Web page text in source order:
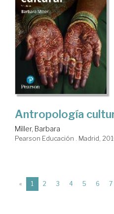
Antropología
Miller, Barbara
Pearson Educación . Madrid,
« 1 (current)
2 3 4 5 6 7